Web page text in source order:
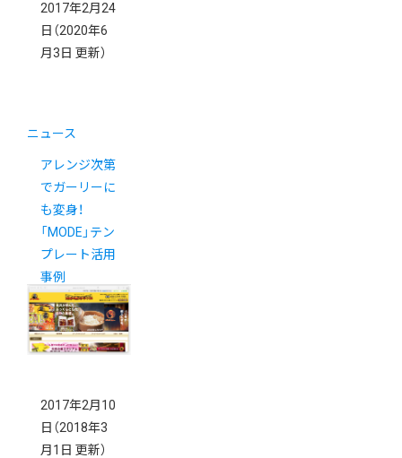
2017年2月24
日 （2020年6
月3日 更新）
ニュース
アレンジ次第
でガーリーに
も変身！
「MODE」テン
プレート活用
事例
2017年2月10
日 （2018年3
月1日 更新）